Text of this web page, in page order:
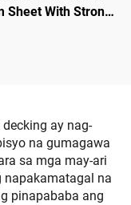
Sheet With Strong
ay nag-
na gumagawa
sa mga may-ari
napakamatagal na
pinapababa ang